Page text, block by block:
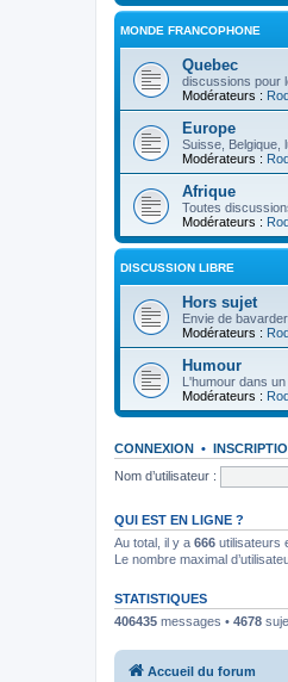
MONDE FRANCOPHONE
Quebec
discussions pour
Modérateurs :
Europe
Suisse, Belgique,
Modérateurs :
Afrique
Toutes
Modérateurs :
DISCUSSION LIBRE
Hors sujet
Envie de
Modérateurs :
Humour
L'humour dans
Modérateurs :
CONNEXION •
Nom d’utilisateur :
QUI EST EN LIGNE ?
Au total, il y a 666 utilisateurs
Le nombre maximal
STATISTIQUES
406435 messages • 4678
Accueil du forum